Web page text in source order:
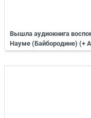
Вышла аудиокнига
Науме (Байбородине) (+